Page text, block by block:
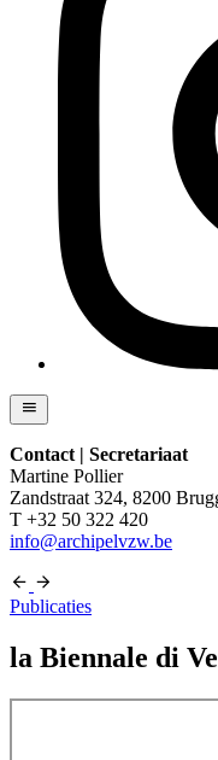
Contact | Secretariaat
Martine Pollier
Zandstraat 324, 8200
T +32 50 322 420
info@archipelvzw.be
Publicaties
la Biennale di